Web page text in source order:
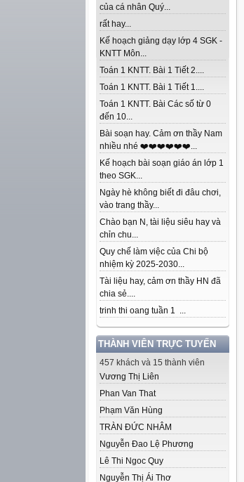
của cá nhân Quý...
rất hay...
Kế hoạch giảng dạy lớp 4 SGK -
KNTT Môn...
Toán 1 KNTT. Bài 1 Tiết 2....
Toán 1 KNTT. Bài 1 Tiết 1....
Toán 1 KNTT. Bài Các số từ 0
đến 10...
Bài soạn hay. Cảm ơn thầy Nam
nhiều nhé ❤️❤️❤️❤️❤️❤️...
Kế hoạch bài soạn giáo án lớp 1
theo SGK...
Ngày hè không biết đi đâu chơi,
vào trang thầy...
Chào bạn N, tài liệu siêu hay và
chỉn chu...
Quy chế làm việc của Chi bộ
nhiệm kỳ 2025-2030...
Tài liệu hay, cảm ơn thầy HN đã
chia sẻ....
trinh thi oang tuần 1 ...
THÀNH VIÊN TRỰC TUYẾN
457 khách và 15 thành viên
Vương Thị Liên
Phan Van That
Phạm Văn Hùng
TRÀN ĐỨC NHÂM
Nguyễn Đao Lệ Phương
Lê Thi Ngoc Quy
Nguyễn Thị Ái Thơ